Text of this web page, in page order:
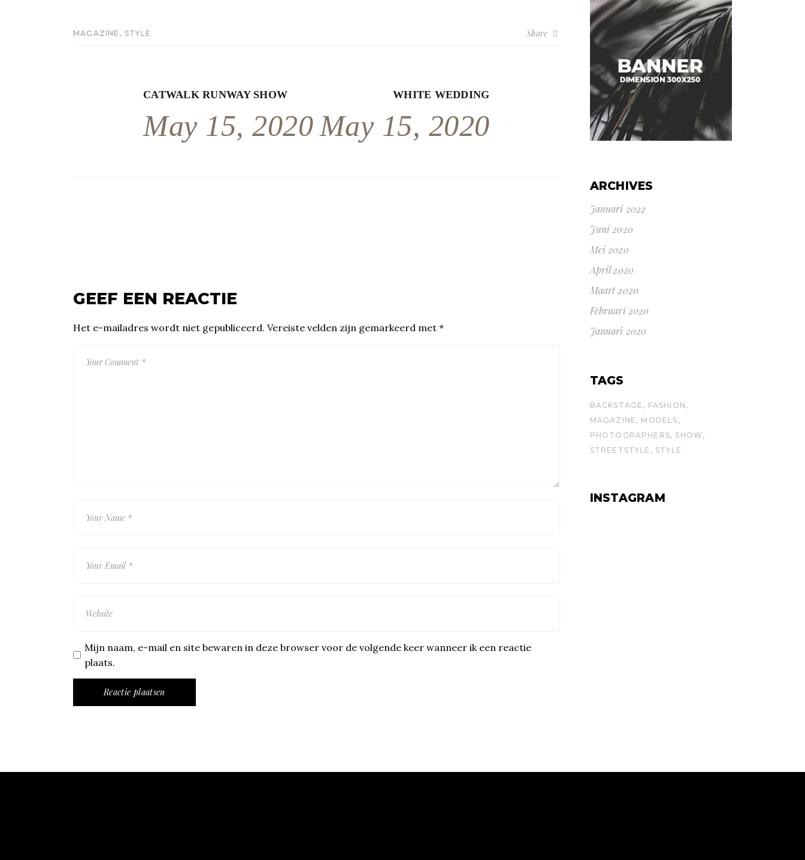
MAGAZINE , STYLE Share
CATWALK RUNWAY SHOW
May 15, 2020
WHITE WEDDING
May 15, 2020
GEEF EEN REACTIE
Het e-mailadres wordt niet gepubliceerd. Vereiste velden zijn gemarkeerd met *
Mijn naam, e-mail en site bewaren in deze browser voor de volgende keer wanneer ik een reactie
plaats.
Reactie plaatsen
ARCHIVES
Januari 2022
Juni 2020
Mei 2020
April 2020
Maart 2020
Februari 2020
Januari 2020
TAGS
BACKSTAGE
FASHION
MAGAZINE
MODELS
PHOTOGRAPHERS
SHOW
STREETSTYLE
STYLE
INSTAGRAM